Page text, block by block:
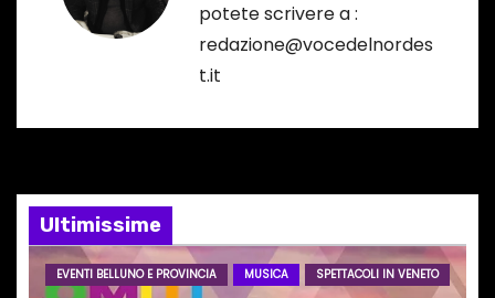
o
e
a
potete scrivere a :
redazione@vocedelnordes
t.it
Ultimissime
EVENTI BELLUNO E PROVINCIA MUSICA SPETTACOLI IN VENETO